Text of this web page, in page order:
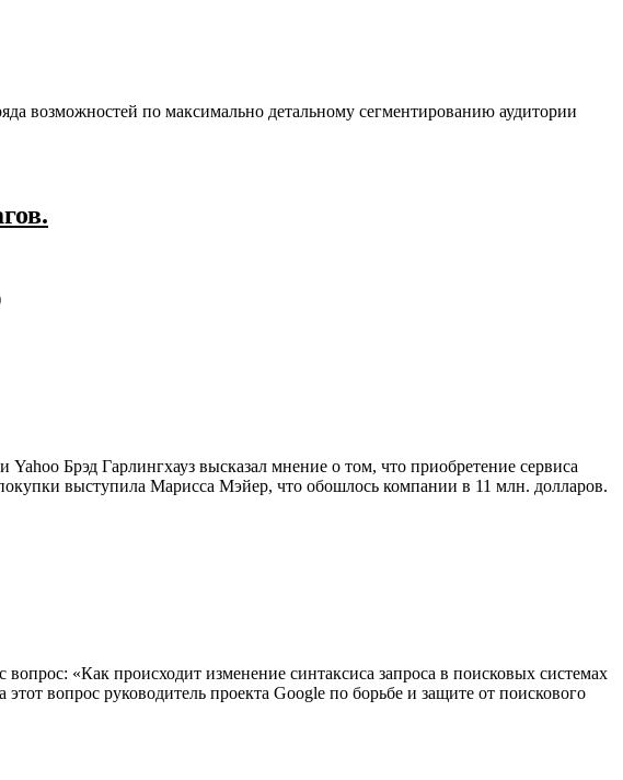
возможностей по максимально детальному сегментированию аудитории
Брэд Гарлингхауз высказал мнение о том, что приобретение сервиса
выступила Марисса Мэйер, что обошлось компании в 11 млн. долларов.
«Как происходит изменение синтаксиса запроса в поисковых системах
вопрос руководитель проекта Google по борьбе и защите от поискового